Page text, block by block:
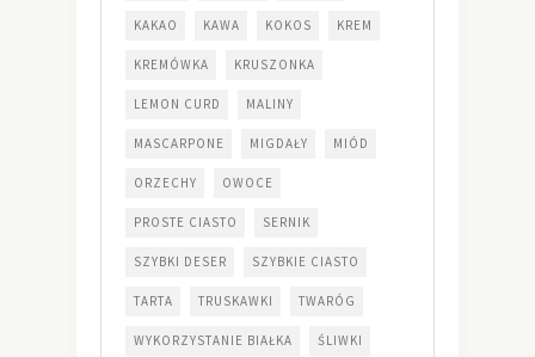
KAKAO KAWA KOKOS KREM
KREMÓWKA KRUSZONKA
LEMON CURD MALINY
MASCARPONE MIGDAŁY MIÓD
ORZECHY OWOCE
PROSTE CIASTO SERNIK
SZYBKI DESER SZYBKIE CIASTO
TARTA TRUSKAWKI TWARÓG
WYKORZYSTANIE BIAŁKA ŚLIWKI